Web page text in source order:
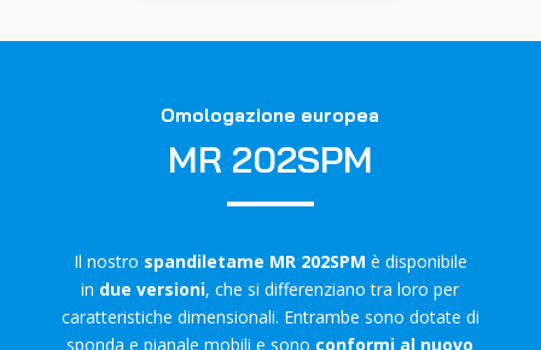
Omologazione europea
MR 202SPM
Il nostro spandiletame MR 202SPM è disponibile
in due versioni, che si differenziano tra loro per
caratteristiche dimensionali. Entrambe sono dotate di
sponda e pianale mobili e sono conformi al nuovo